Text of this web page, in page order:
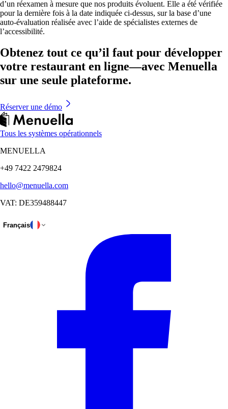
d’un réexamen à mesure que nos produits évoluent. Elle a été vérifiée
pour la dernière fois à la date indiquée ci-dessus, sur la base d’une
auto-évaluation réalisée avec l’aide de spécialistes externes de
l’accessibilité.
Obtenez tout ce qu’il faut pour développer
votre restaurant en ligne—avec Menuella
sur une seule plateforme.
Réserver une démo
Tous les systèmes opérationnels
MENUELLA
+49 7422 2479824
hello@menuella.com
VAT: DE359488447
Français